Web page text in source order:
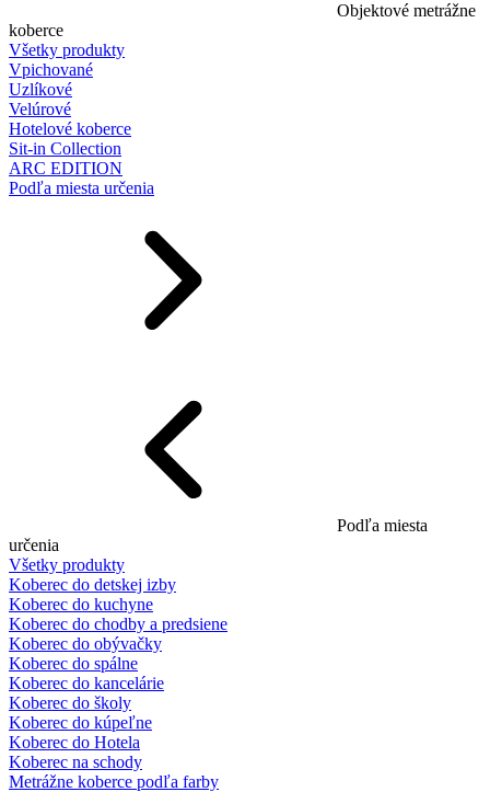
Objektové metrážne
koberce
Všetky produkty
Vpichované
Uzlíkové
Velúrové
Hotelové koberce
Sit-in Collection
ARC EDITION
Podľa miesta určenia
Podľa miesta
určenia
Všetky produkty
Koberec do detskej izby
Koberec do kuchyne
Koberec do chodby a predsiene
Koberec do obývačky
Koberec do spálne
Koberec do kancelárie
Koberec do školy
Koberec do kúpeľne
Koberec do Hotela
Koberec na schody
Metrážne koberce podľa farby